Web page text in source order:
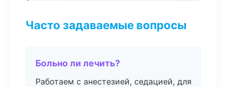
Часто задаваемые вопросы
Больно ли лечить?
Работаем с анестезией, седацией, для